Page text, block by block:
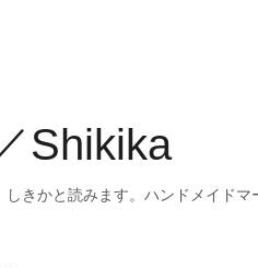
Shikika
しきかと読みます。ハンドメイド